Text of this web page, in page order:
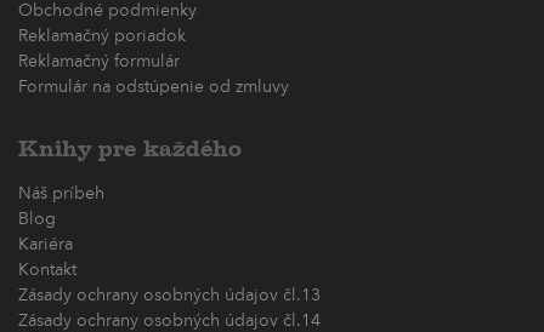
Obchodné podmienky
Reklamačný poriadok
Reklamačný formulár
Formulár na odstúpenie od zmluvy
Knihy pre každého
Náš príbeh
Blog
Kariéra
Kontakt
Zásady ochrany osobných údajov čl.13
Zásady ochrany osobných údajov čl.14